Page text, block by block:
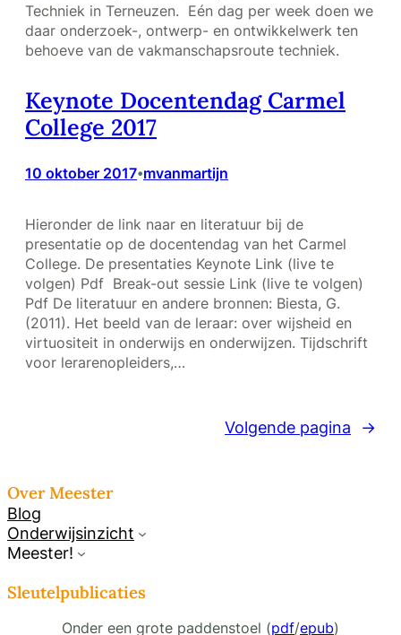
Techniek in Terneuzen. Eén dag per week doen we
daar onderzoek-, ontwerp- en ontwikkelwerk ten
behoeve van de vakmanschapsroute techniek.
Keynote Docentendag Carmel
College 2017
10 oktober 2017•mvanmartijn
Hieronder de link naar en literatuur bij de
presentatie op de docentendag van het Carmel
College. De presentaties Keynote Link (live te
volgen) Pdf Break-out sessie Link (live te volgen)
Pdf De literatuur en andere bronnen: Biesta, G.
(2011). Het beeld van de leraar: over wijsheid en
virtuositeit in onderwijs en onderwijzen. Tijdschrift
voor lerarenopleiders,…
Volgende pagina →
Over Meester
Blog
Onderwijsinzicht
Meester!
Sleutelpublicaties
Onder een grote paddenstoel (pdf/epub)